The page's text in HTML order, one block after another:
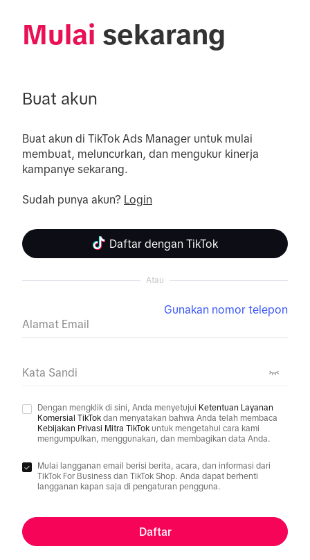
Mulai sekarang
Buat akun
Buat akun di TikTok Ads Manager untuk mulai
membuat, meluncurkan, dan mengukur kinerja
kampanye sekarang.
Sudah punya akun? Login
Daftar dengan TikTok
Atau
Alamat Email
Gunakan nomor telepon
Kata Sandi
Dengan mengklik di sini, Anda menyetujui Ketentuan Layanan
Komersial TikTok dan menyatakan bahwa Anda telah membaca
Kebijakan Privasi Mitra TikTok untuk mengetahui cara kami
mengumpulkan, menggunakan, dan membagikan data Anda.
Mulai langganan email berisi berita, acara, dan informasi dari
TikTok For Business dan TikTok Shop. Anda dapat berhenti
langganan kapan saja di pengaturan pengguna.
Daftar